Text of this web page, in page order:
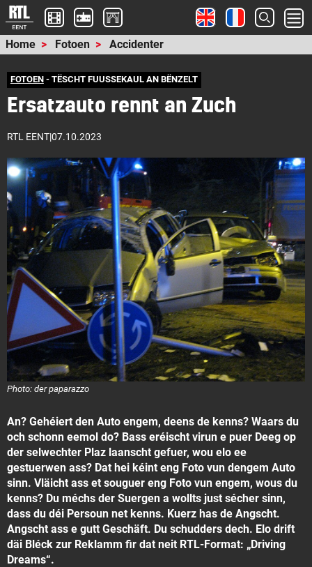
Home Fotoen Accidenter
FOTOEN- TËSCHT FUUSSEKAUL AN BËNZELT
Ersatzauto rennt an Zuch
RTL EENT|07.10.2023
Photo: der paparazzo
An? Gehéiert den Auto engem, deens de kenns? Waars du
och schonn eemol do? Bass eréischt virun e puer Deeg op
der selwechter Plaz laanscht gefuer, wou elo ee
gestuerwen ass? Dat hei kéint eng Foto vun dengem Auto
sinn. Vläicht ass et souguer eng Foto vun engem, wous du
kenns? Du méchs der Suergen a wollts just sécher sinn,
dass du déi Persoun net kenns. Kuerz has de Angscht.
Angscht ass e gutt Geschäft. Du schudders dech. Elo drift
däi Bléck zur Reklamm fir dat neit RTL-Format: „Driving
Dreams“.